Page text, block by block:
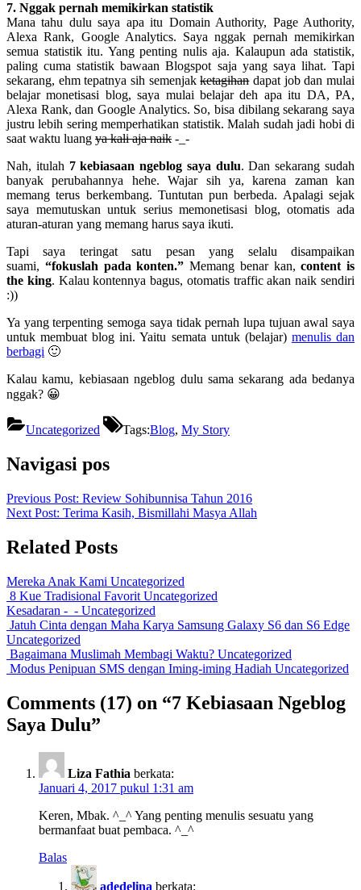
7. Nggak pernah memikirkan statistik
Mana tahu dulu saya apa itu Domain Authority, Page Authority,
Alexa Rank, Google Analytics. Saya nggak pernah memikirkan
semua statistik itu. Yang penting nulis aja. Kalaupun ada statistik,
paling cuma statistik bawaan Blogspot saja yang saya lihat. Tapi
sekarang, ehm tepatnya sih semenjakketagihandapat job dan mulai
belajar monetisasi blog, saya mulai belajar deh apa itu DA, PA,
Alexa Rank, dan Google Analytics. So, bisa dibilang sekarang saya
justru lebih sering memperhatikan statistik. Malah sudah jadi hobi di
saat waktu luang ya kali aja naik -_-
Nah, itulah 7 kebiasaan ngeblog saya dulu. Dan sekarang sudah
banyak perubahannya hehe. Wajar sih ya, karena zaman kan
memang terus berkembang. Tuntutan pun berbeda. Apalagi sejak
saya memutuskan untuk serius memonetisasi blog, otomatis ada
aturan-aturan yang memang harus saya ikuti.
Tapi saya teringat satu pesan yang selalu disampaikan
suami, “fokuslah pada konten.” Memang benar kan,content is
the king. Kalau kontennya bagus, otomatis traffic akan naik sendiri
:))
Ya yang terpenting semoga saya tidak pernah lupa tujuan awal saya
untuk membuat blog ini. Yaitu semata untuk (belajar) menulis dan
berbagi 🙂
Kalau kamu, kebiasaan ngeblog dulu sama sekarang ada bedanya
nggak? 😀
Uncategorized Tags:Blog, My Story
Navigasi pos
Previous Post: Review Sohibunnisa Tahun 2016
Next Post: Terima Kasih, Bismillahi Masya Allah
Related Posts
Mereka Anak Kami Uncategorized
8 Kue Tradisional Favorit Uncategorized
Kesadaran -_- Uncategorized
Jatuh Cinta dengan Maha Karya Samsung Galaxy S6 dan S6 Edge
Uncategorized
Bagaimana Muslimah Membagi Waktu? Uncategorized
Modus Penipuan SMS dengan Iming-iming Hadiah Uncategorized
Comments (17) on “7 Kebiasaan Ngeblog
Saya Dulu”
Liza Fathia berkata:
Januari 4, 2017 pukul 1:31 am
Keren, Mbak. ^_^ Yang penting menulis sesuatu yang
bermanfaat buat pembaca. ^_^
Balas
adedelina berkata: